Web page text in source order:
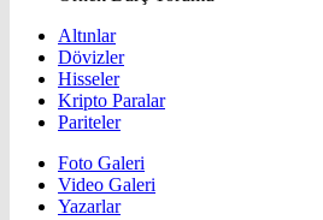
Altınlar
Dövizler
Hisseler
Kripto Paralar
Pariteler
Foto Galeri
Video Galeri
Yazarlar